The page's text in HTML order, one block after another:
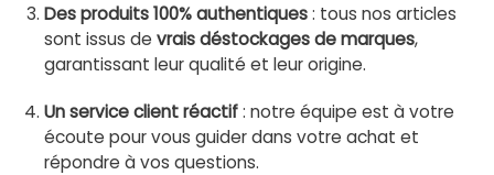
Des produits 100% authentiques: tous nos articles
sont issus de vrais déstockages de marques,
garantissant leur qualité et leur origine.
Un service client réactif: notre équipe est à votre
écoute pour vous guider dans votre achat et
répondre à vos questions.